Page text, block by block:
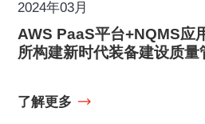
2024年03月
AWS PaaS平台+NQMS应
所构建新时代装备建设质量
了解更多